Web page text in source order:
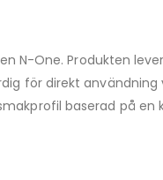
N-One. Produkten
för direkt användning
baserad på en